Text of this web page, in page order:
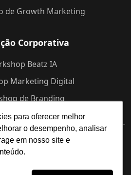
para oferecer melhor
o desempenho, analisar
em nosso site e
de Growth Marketing
Corporativa
Beatz IA
Marketing Digital
de Branding
-Agência de Marketing Digital
Indaiatuba
Política de Privacidade